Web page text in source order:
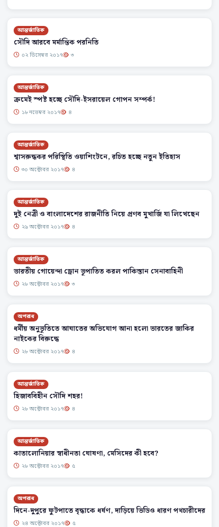
আন্তর্জাতিক
সৌদি আরবে মর্মান্তিক পরনিতি
০২ ডিসেম্বর ২০১৭ ৩
আন্তর্জাতিক
ক্রমেই স্পষ্ট হচ্ছে সৌদি-ইসরায়েল গোপন সম্পর্ক!
১৮ নভেম্বর ২০১৭ ৪
আন্তর্জাতিক
শ্বাসরুদ্ধকর পরিস্থিতি ওয়াশিংটনে, রচিত হচ্ছে নতুন ইতিহাস
৩০ অক্টোবর ২০১৭ ৪
আন্তর্জাতিক
দুই নেত্রী ও বাংলাদেশের রাজনীতি নিয়ে প্রণব মুখার্জি যা লিখেছেন
২৯ অক্টোবর ২০১৭ ৪
আন্তর্জাতিক
ভারতীয় গোয়েন্দা ড্রোন ভূপাতিত করল পাকিস্তান সেনাবাহিনী
২৮ অক্টোবর ২০১৭ ৩
অপরাধ
ধর্মীয় অনুভূতিতে আঘাতের অভিযোগ আনা হলো ভারতের জাকির
নাইকের বিরুদ্ধে
২৮ অক্টোবর ২০১৭ ৪
আন্তর্জাতিক
হিজাববিহীন সৌদি শহর!
২৮ অক্টোবর ২০১৭ ৪
আন্তর্জাতিক
কাতালোনিয়ার স্বাধীনতা ঘোষণা, মেসিদের কী হবে?
২৮ অক্টোবর ২০১৭ ৫
অপরাধ
দিনে-দুপুরে ফুটপাতে বৃদ্ধাকে ধর্ষণ, দাড়িয়ে ভিডিও ধারণ পথচারীদের
২৪ অক্টোবর ২০১৭ ৫